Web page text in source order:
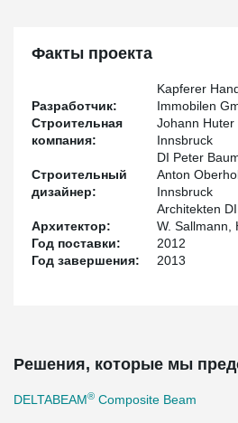
Факты проекта
Разработчик:
Kapferer
Immobilen
Строительная
компания:
Johann Huter
Innsbruck
Строительный
дизайнер:
DI Peter
Anton
Innsbruck
Архитектор:
Architekten
W. Sallmann,
Год поставки:
2012
Год завершения:
2013
Решения, которые мы
DELTABEAM® Composite Beam